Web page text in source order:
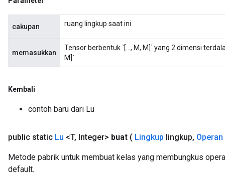
cakupan ruang lingkup saat ini
memasukkan
Tensor berbentuk `[..., M, M]` yang 2 dimensi
M]`.
Kembali
contoh baru dari Lu
public static Lu <T, Integer> buat ( Lingkup lingkup, Operan
Metode pabrik untuk membuat kelas yang membungkus
default.